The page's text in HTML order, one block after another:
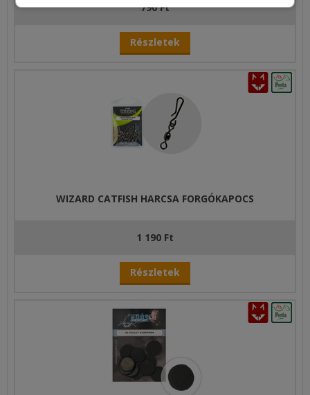
790 Ft
Részletek
WIZARD CATFISH HARCSA FORGÓKAPOCS
1 190 Ft
Részletek